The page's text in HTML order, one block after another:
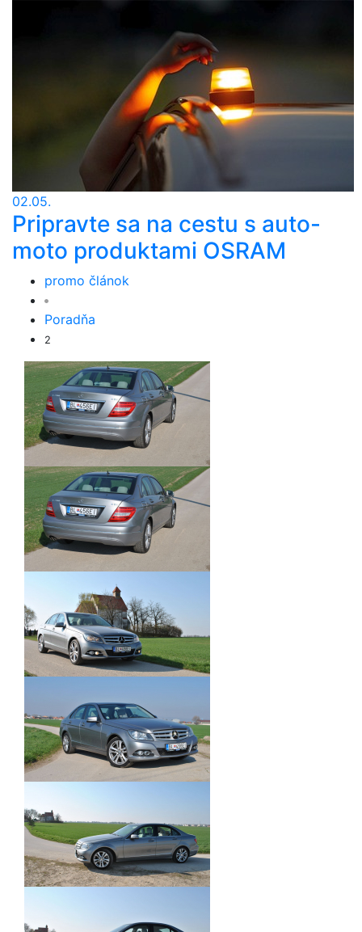
02.05.
Pripravte sa na cestu s auto-
moto produktami OSRAM
promo článok
Poradňa
2